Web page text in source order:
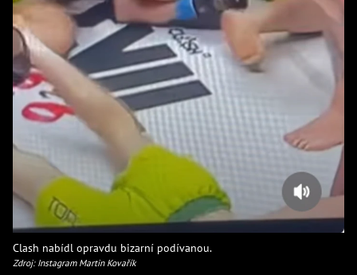
Clash nabídl opravdu bizarní podívanou.
Zdroj: Instagram Martin Kovařík